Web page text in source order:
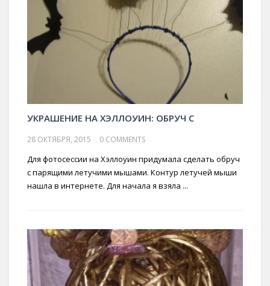
УКРАШЕНИЕ НА ХЭЛЛОУИН: ОБРУЧ С
28 ОКТЯБРЯ, 2015 0 COMMENTS
Для фотосессии на Хэллоуин придумала сделать обруч
с парящими летучими мышами. Контур летучей мыши
нашла в интернете. Для начала я взяла ...